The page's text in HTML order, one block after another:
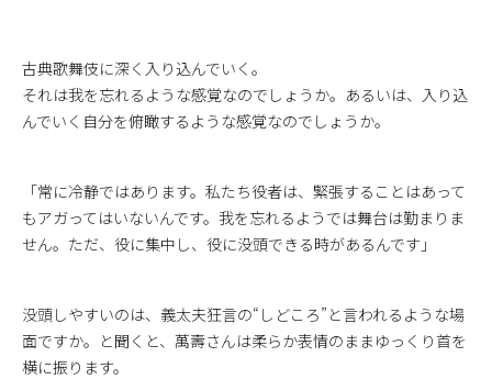
古典歌舞伎に深く入り込んでいく。
それは我を忘れるような感覚なのでしょうか。あるいは、入り込
んでいく自分を俯瞰するような感覚なのでしょうか。
「常に冷静ではあります。私たち役者は、緊張することはあって
もアガってはいないんです。我を忘れるようでは舞台は勤まりま
せん。ただ、役に集中し、役に没頭できる時があるんです」
没頭しやすいのは、義太夫狂言の“しどころ”と言われるような場
面ですか。と聞くと、萬壽さんは柔らか表情のままゆっくり首を
横に振ります。